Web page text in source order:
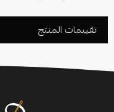
تقييمات المنتج